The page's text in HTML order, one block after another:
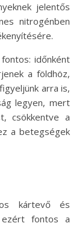
jelentős
nitrogénben
időnként
a földhöz,
arra is,
legyen, mert
csökkentve a
a betegségek
kártevő és
ezért fontos a